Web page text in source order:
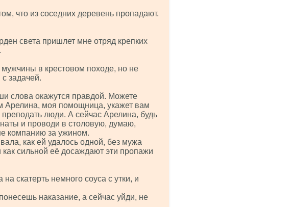
что из соседних деревень пропадают.
света пришлет мне отряд крепких
в крестовом походе, но не
задачей.
слова окажутся правдой. Можете
Арелина, моя помощница, укажет вам
люди. А сейчас Арелина, будь
и проводи в столовую, думаю,
компанию за ужином.
как ей удалось одной, без мужа
сильной её досаждают эти пропажи
скатерть немного соуса с утки, и
наказание, а сейчас уйди, не